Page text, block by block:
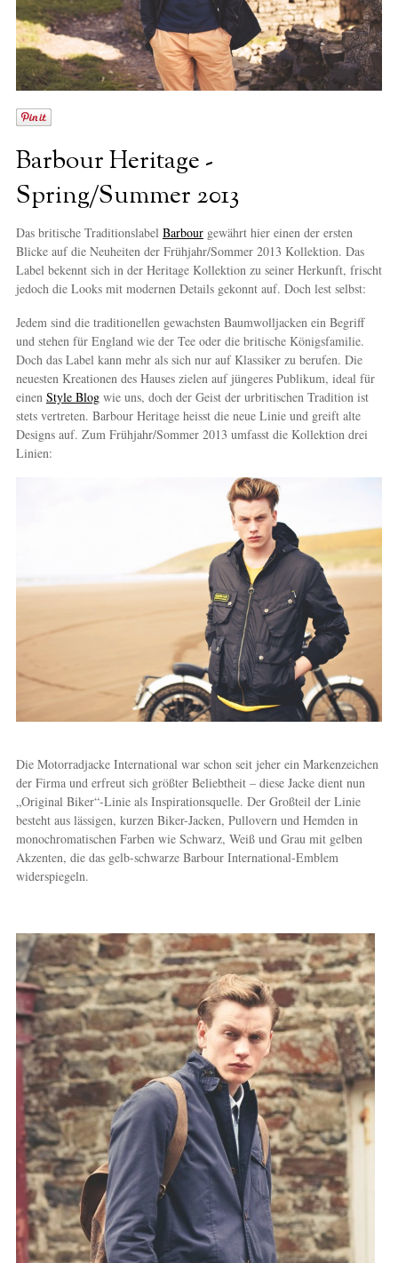
Barbour Heritage -
Spring/Summer 2013
Das britische Traditionslabel Barbourgewährt hier einen der ersten
Blicke auf die Neuheiten der Frühjahr/Sommer 2013 Kollektion. Das
Label bekennt sich in der Heritage Kollektion zu seiner Herkunft, frischt
jedoch die Looks mit modernen Details gekonnt auf. Doch lest selbst:
Jedem sind die traditionellen gewachsten Baumwolljacken ein Begriff
und stehen für England wie der Tee oder die britische Königsfamilie.
Doch das Label kann mehr als sich nur auf Klassiker zu berufen. Die
neuesten Kreationen des Hauses zielen auf jüngeres Publikum, ideal für
einen Style Blogwie uns, doch der Geist der urbritischen Tradition ist
stets vertreten. Barbour Heritage heisst die neue Linie und greift alte
Designs auf. Zum Frühjahr/Sommer 2013 umfasst die Kollektion drei
Linien:
Die Motorradjacke International war schon seit jeher ein Markenzeichen
der Firma und erfreut sich größter Beliebtheit – diese Jacke dient nun
„Original Biker“-Linie als Inspirationsquelle. Der Großteil der Linie
besteht aus lässigen, kurzen Biker-Jacken, Pullovern und Hemden in
monochromatischen Farben wie Schwarz, Weiß und Grau mit gelben
Akzenten, die das gelb-schwarze Barbour International-Emblem
widerspiegeln.